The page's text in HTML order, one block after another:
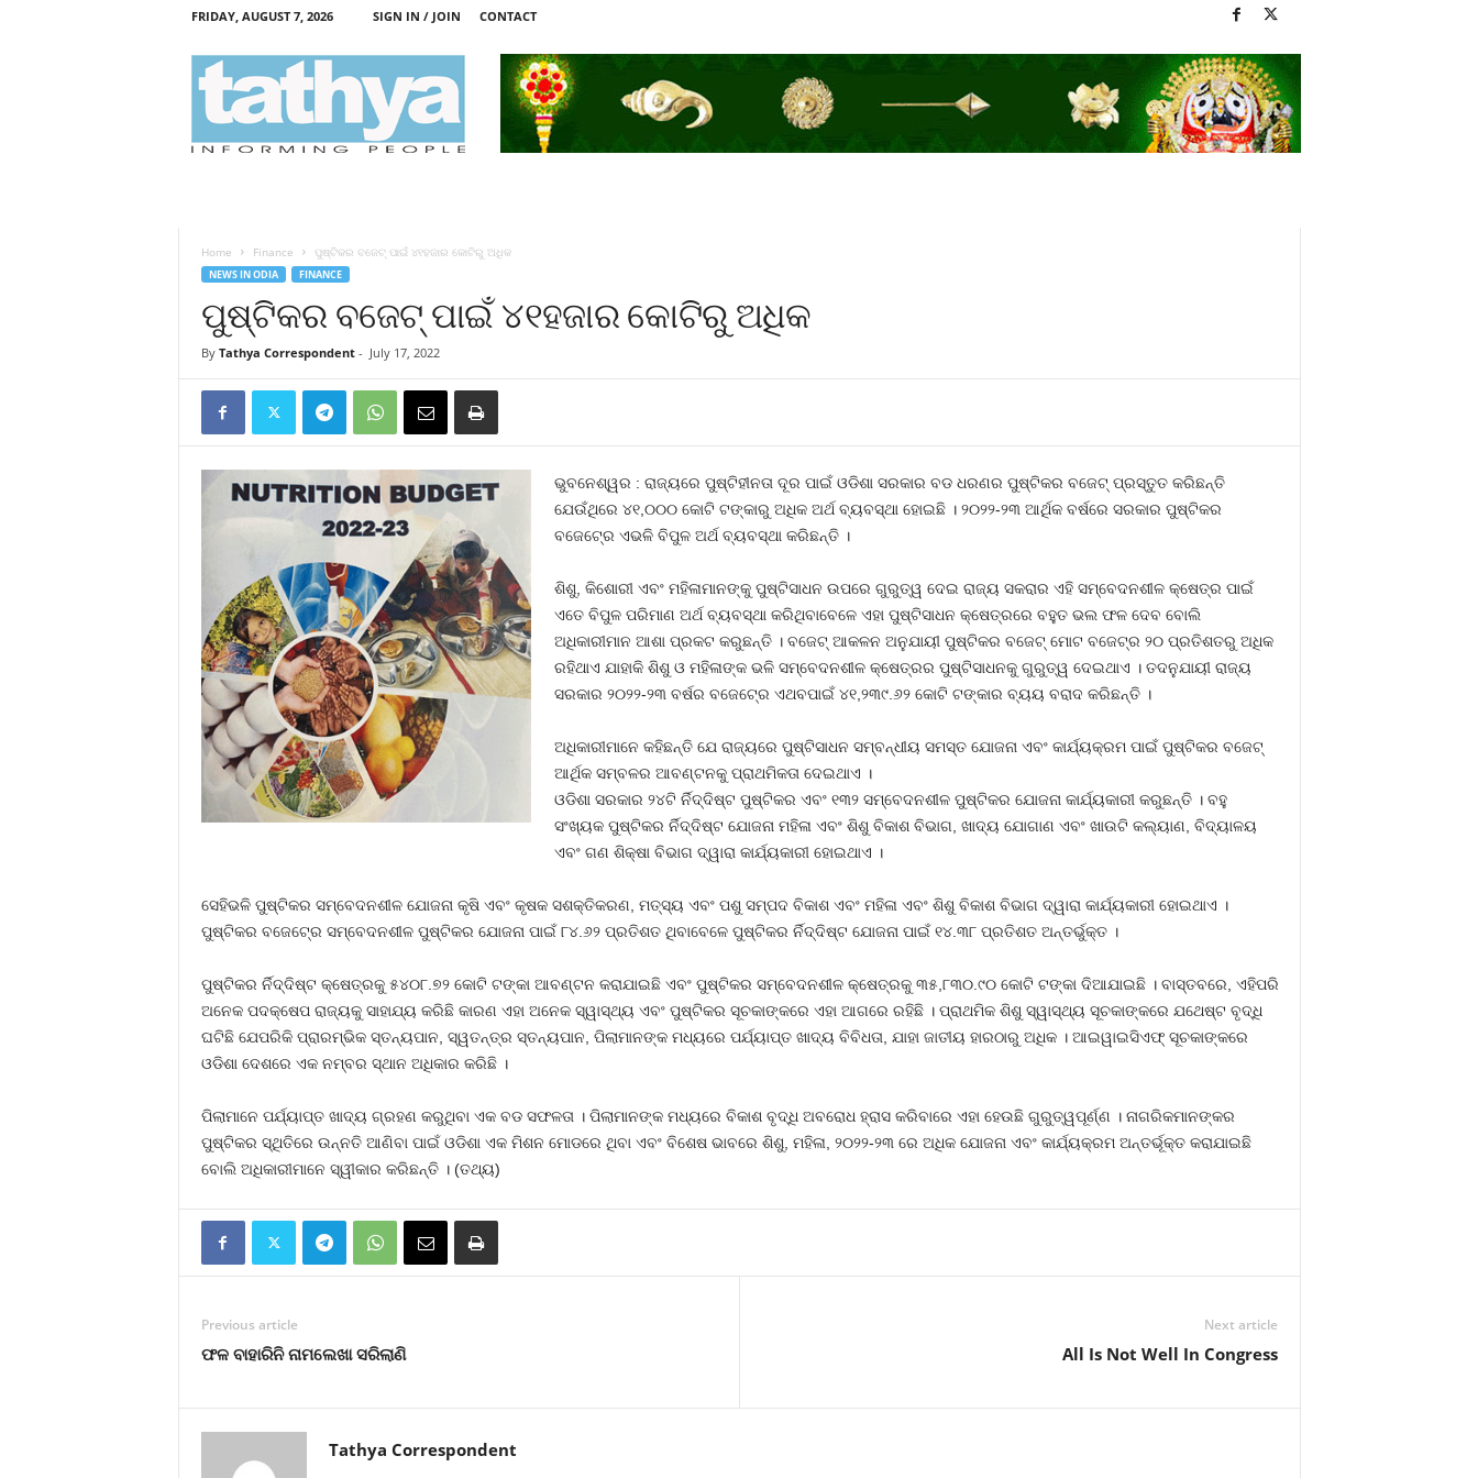
FRIDAY, AUGUST 7, 2026 SIGN IN / JOIN CONTACT
Home Finance ପୁଷ୍ଟିକର ବଜେଟ୍‍ ପାଇଁ ୪୧ହଜାର କୋଟିରୁ ଅଧିକ
NEWS IN ODIA FINANCE
ପୁଷ୍ଟିକର ବଜେଟ୍‍ ପାଇଁ ୪୧ହଜାର କୋଟିରୁ ଅଧିକ
By Tathya Correspondent- July 17, 2022
ଭୁବନେଶ୍ୱର : ରାଜ୍ୟରେ ପୁଷ୍ଟିହୀନତା ଦୂର ପାଇଁ ଓଡିଶା ସରକାର ବଡ ଧରଣର ପୁଷ୍ଟିକର ବଜେଟ୍‍ ପ୍ରସ୍ତୁତ କରିଛନ୍ତି
ଯେଉଁଥିରେ ୪୧,୦୦୦ କୋଟି ଟଙ୍କାରୁ ଅଧିକ ଅର୍ଥ ବ୍ୟବସ୍ଥା ହୋଇଛି । ୨୦୨୨-୨୩ ଆର୍ଥିକ ବର୍ଷରେ ସରକାର ପୁଷ୍ଟିକର
ବଜେଟ୍‍ରେ ଏଭଳି ବିପୁଳ ଅର୍ଥ ବ୍ୟବସ୍ଥା କରିଛନ୍ତି ।
ଶିଶୁ, କିଶୋରୀ ଏବଂ ମହିଳାମାନଙ୍କୁ ପୁଷ୍ଟିସାଧନ ଉପରେ ଗୁରୁତ୍ୱ ଦେଇ ରାଜ୍ୟ ସକରାର ଏହି ସମ୍ବେଦନଶୀଳ କ୍ଷେତ୍ର ପାଇଁ
ଏତେ ବିପୁଳ ପରିମାଣ ଅର୍ଥ ବ୍ୟବସ୍ଥା କରିଥିବାବେଳେ ଏହା ପୁଷ୍ଟିସାଧନ କ୍ଷେତ୍ରରେ ବହୁତ ଭଲ ଫଳ ଦେବ ବୋଲି
ଅଧିକାରୀମାନ ଆଶା ପ୍ରକଟ କରୁଛନ୍ତି । ବଜେଟ୍‍ ଆକଳନ ଅନୁଯାୟୀ ପୁଷ୍ଟିକର ବଜେଟ୍‍ ମୋଟ ବଜେଟ୍‍ର ୨୦ ପ୍ରତିଶତରୁ ଅଧିକ
ରହିଥାଏ ଯାହାକି ଶିଶୁ ଓ ମହିଳାଙ୍କ ଭଳି ସମ୍ବେଦନଶୀଳ କ୍ଷେତ୍ରର ପୁଷ୍ଟିସାଧନକୁ ଗୁରୁତ୍ୱ ଦେଇଥାଏ । ତଦନୁଯାୟୀ ରାଜ୍ୟ
ସରକାର ୨୦୨୨-୨୩ ବର୍ଷର ବଜେଟ୍‍ରେ ଏଥବପାଇଁ ୪୧,୨୩୯.୬୨ କୋଟି ଟଙ୍କାର ବ୍ୟୟ ବରାଦ କରିଛନ୍ତି ।
ଅଧିକାରୀମାନେ କହିଛନ୍ତି ଯେ ରାଜ୍ୟରେ ପୁଷ୍ଟିସାଧନ ସମ୍ବନ୍ଧୀୟ ସମସ୍ତ ଯୋଜନା ଏବଂ କାର୍ଯ୍ୟକ୍ରମ ପାଇଁ ପୁଷ୍ଟିକର ବଜେଟ୍
ଆର୍ଥିକ ସମ୍ବଳର ଆବଣ୍ଟନକୁ ପ୍ରାଥମିକତା ଦେଇଥାଏ ।
ଓଡିଶା ସରକାର ୨୪ଟି ର୍ନିଦ୍ଦିଷ୍ଟ ପୁଷ୍ଟିକର ଏବଂ ୧୩୨ ସମ୍ବେଦନଶୀଳ ପୁଷ୍ଟିକର ଯୋଜନା କାର୍ଯ୍ୟକାରୀ କରୁଛନ୍ତି । ବହୁ
ସଂଖ୍ୟକ ପୁଷ୍ଟିକର ର୍ନିଦ୍ଦିଷ୍ଟ ଯୋଜନା ମହିଳା ଏବଂ ଶିଶୁ ବିକାଶ ବିଭାଗ, ଖାଦ୍ୟ ଯୋଗାଣ ଏବଂ ଖାଉଟି କଲ୍ୟାଣ, ବିଦ୍ୟାଳୟ
ଏବଂ ଗଣ ଶିକ୍ଷା ବିଭାଗ ଦ୍ୱାରା କାର୍ଯ୍ୟକାରୀ ହୋଇଥାଏ ।
ସେହିଭଳି ପୁଷ୍ଟିକର ସମ୍ବେଦନଶୀଳ ଯୋଜନା କୃଷି ଏବଂ କୃଷକ ସଶକ୍ତିକରଣ, ମତ୍ସ୍ୟ ଏବଂ ପଶୁ ସମ୍ପଦ ବିକାଶ ଏବଂ ମହିଳା ଏବଂ ଶିଶୁ ବିକାଶ ବିଭାଗ ଦ୍ୱାରା କାର୍ଯ୍ୟକାରୀ ହୋଇଥାଏ ।
ପୁଷ୍ଟିକର ବଜେଟ୍‍ରେ ସମ୍ବେଦନଶୀଳ ପୁଷ୍ଟିକର ଯୋଜନା ପାଇଁ ୮୪.୬୨ ପ୍ରତିଶତ ଥିବାବେଳେ ପୁଷ୍ଟିକର ର୍ନିଦ୍ଦିଷ୍ଟ ଯୋଜନା ପାଇଁ ୧୪.୩୮ ପ୍ରତିଶତ ଅନ୍ତର୍ଭୁକ୍ତ ।
ପୁଷ୍ଟିକର ର୍ନିଦ୍ଦିଷ୍ଟ କ୍ଷେତ୍ରକୁ ୫୪୦୮.୭୨ କୋଟି ଟଙ୍କା ଆବଣ୍ଟନ କରାଯାଇଛି ଏବଂ ପୁଷ୍ଟିକର ସମ୍ବେଦନଶୀଳ କ୍ଷେତ୍ରକୁ ୩୫,୮୩୦.୯୦ କୋଟି ଟଙ୍କା ଦିଆଯାଇଛି । ବାସ୍ତବରେ, ଏହିପରି
ଅନେକ ପଦକ୍ଷେପ ରାଜ୍ୟକୁ ସାହାଯ୍ୟ କରିଛି କାରଣ ଏହା ଅନେକ ସ୍ୱାସ୍ଥ୍ୟ ଏବଂ ପୁଷ୍ଟିକର ସୂଚକାଙ୍କରେ ଏହା ଆଗରେ ରହିଛି । ପ୍ରାଥମିକ ଶିଶୁ ସ୍ୱାସ୍ଥ୍ୟ ସୂଚକାଙ୍କରେ ଯଥେଷ୍ଟ ବୃଦ୍ଧି
ଘଟିଛି ଯେପରିକି ପ୍ରାରମ୍ଭିକ ସ୍ତନ୍ୟପାନ, ସ୍ୱତନ୍ତ୍ର ସ୍ତନ୍ୟପାନ, ପିଲାମାନଙ୍କ ମଧ୍ୟରେ ପର୍ଯ୍ୟାପ୍ତ ଖାଦ୍ୟ ବିବିଧତା, ଯାହା ଜାତୀୟ ହାରଠାରୁ ଅଧିକ । ଆଇୱାଇସିଏଫ୍‍ ସୂଚକାଙ୍କରେ
ଓଡିଶା ଦେଶରେ ଏକ ନମ୍ବର ସ୍ଥାନ ଅଧିକାର କରିଛି ।
ପିଲାମାନେ ପର୍ଯ୍ୟାପ୍ତ ଖାଦ୍ୟ ଗ୍ରହଣ କରୁଥିବା ଏକ ବଡ ସଫଳତା । ପିଲାମାନଙ୍କ ମଧ୍ୟରେ ବିକାଶ ବୃଦ୍ଧି ଅବରୋଧ ହ୍ରାସ କରିବାରେ ଏହା ହେଉଛି ଗୁରୁତ୍ୱପୂର୍ଣ୍ଣ । ନାଗରିକମାନଙ୍କର
ପୁଷ୍ଟିକର ସ୍ଥିତିରେ ଉନ୍ନତି ଆଣିବା ପାଇଁ ଓଡିଶା ଏକ ମିଶନ ମୋଡରେ ଥିବା ଏବଂ ବିଶେଷ ଭାବରେ ଶିଶୁ, ମହିଳା, ୨୦୨୨-୨୩ ରେ ଅଧିକ ଯୋଜନା ଏବଂ କାର୍ଯ୍ୟକ୍ରମ ଅନ୍ତର୍ଭୂକ୍ତ କରାଯାଇଛି
ବୋଲି ଅଧିକାରୀମାନେ ସ୍ୱୀକାର କରିଛନ୍ତି । (ତଥ୍ୟ)
Previous article
ଫଳ ବାହାରିନି ନାମଲେଖା ସରିଲାଣି
Next article
All Is Not Well In Congress
Tathya Correspondent